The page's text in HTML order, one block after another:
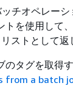
チオペレー
トを使用して
ストとして返
のタグを取得
from a batch